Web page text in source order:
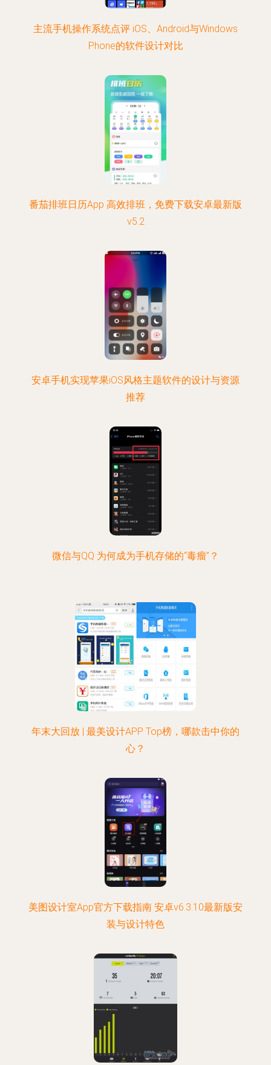
主流手机操作系统点评 iOS、Android与Windows
Phone的软件设计对比
番茄排班日历App 高效排班，免费下载安卓最新版
v5.2
安卓手机实现苹果iOS风格主题软件的设计与资源
推荐
微信与QQ 为何成为手机存储的“毒瘤”？
年末大回放 | 最美设计APP Top榜，哪款击中你的
心？
美图设计室App官方下载指南 安卓v6.3.10最新版安
装与设计特色